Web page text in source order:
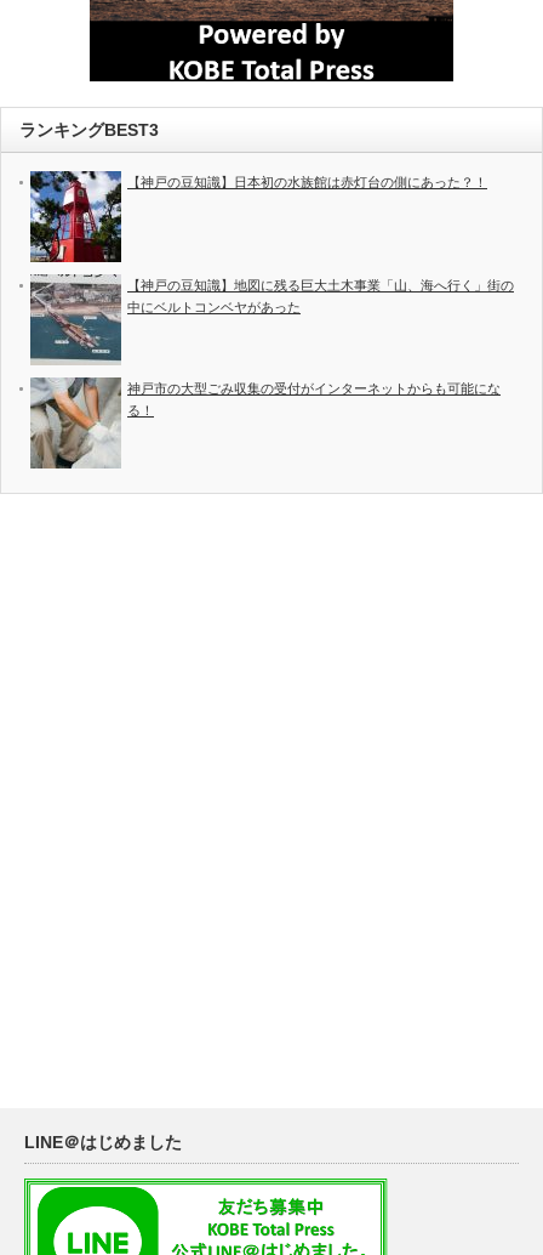
ランキングBEST3
【神戸の豆知識】日本初の水族館は赤灯台の側にあった？！
【神戸の豆知識】地図に残る巨大土木事業「山、海へ行く」街の
中にベルトコンベヤがあった
神戸市の大型ごみ収集の受付がインターネットからも可能にな
る！
LINE＠はじめました